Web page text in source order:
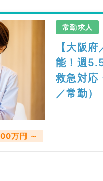
常勤求人
【大阪
能！週
救急対応
／常勤）
万円 ～